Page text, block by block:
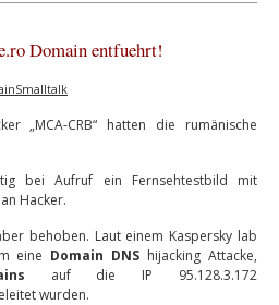
Domain entfuehrt!
„MCA-CRB“ hatten die rumänische
bei Aufruf ein Fernsehtestbild mit
Hacker.
behoben. Laut einem Kaspersky lab
eine Domain DNS hijacking Attacke,
auf die IP 95.128.3.172
wurden.